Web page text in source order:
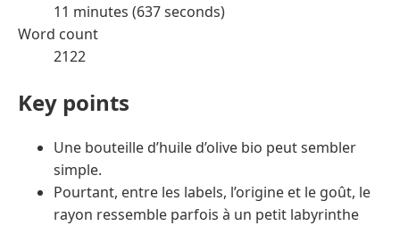
11 minutes (637 seconds)
Word count
2122
Key points
Une bouteille d’huile d’olive bio peut sembler
simple.
Pourtant, entre les labels, l’origine et le goût, le
rayon ressemble parfois à un petit labyrinthe